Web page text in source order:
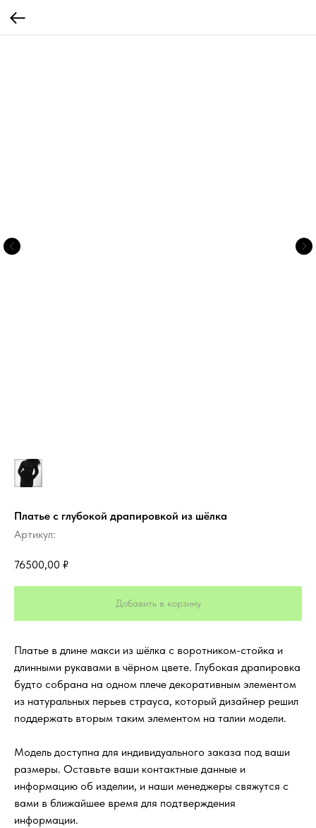
Платье с глубокой драпировкой из шёлка
Артикул:
76500,00 ₽
Добавить в корзину
Платье в длине макси из шёлка с воротником-стойка и
длинными рукавами в чёрном цвете. Глубокая драпировка
будто собрана на одном плече декоративным элементом
из натуральных перьев страуса, который дизайнер решил
поддержать вторым таким элементом на талии модели.
Модель доступна для индивидуального заказа под ваши
размеры. Оставьте ваши контактные данные и
информацию об изделии, и наши менеджеры свяжутся с
вами в ближайшее время для подтверждения
информации.